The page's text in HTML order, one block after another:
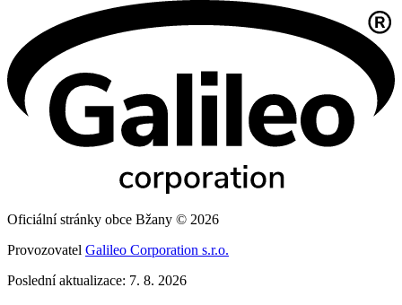
Oficiální stránky obce Bžany © 2026
Provozovatel Galileo Corporation s.r.o.
Poslední aktualizace: 7. 8. 2026